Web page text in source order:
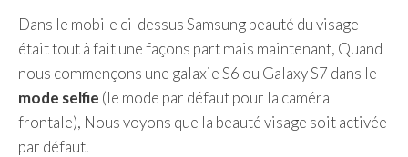
Dans le mobile ci-dessus Samsung beauté du visage
était tout à fait une façons part mais maintenant, Quand
nous commençons une galaxie S6 ou Galaxy S7 dans le
mode selfie (le mode par défaut pour la caméra
frontale), Nous voyons que la beauté visage soit activée
par défaut.